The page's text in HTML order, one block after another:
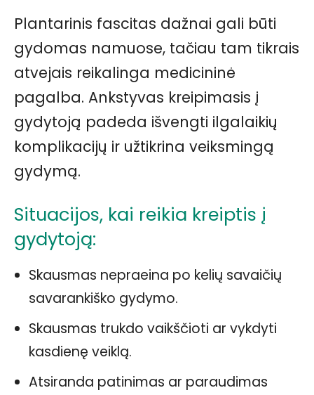
Plantarinis fascitas dažnai gali būti
gydomas namuose, tačiau tam tikrais
atvejais reikalinga medicininė
pagalba. Ankstyvas kreipimasis į
gydytoją padeda išvengti ilgalaikių
komplikacijų ir užtikrina veiksmingą
gydymą.
Situacijos, kai reikia kreiptis į
gydytoją:
Skausmas nepraeina po kelių savaičių
savarankiško gydymo.
Skausmas trukdo vaikščioti ar vykdyti
kasdienę veiklą.
Atsiranda patinimas ar paraudimas